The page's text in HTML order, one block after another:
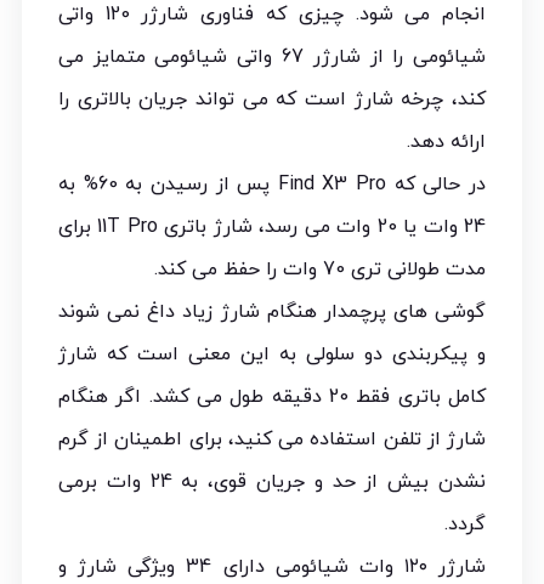
انجام می شود. چیزی که فناوری شارژر 120 واتی
شیائومی را از شارژر 67 واتی شیائومی متمایز می
کند، چرخه شارژ است که می تواند جریان بالاتری را
ارائه دهد.
در حالی که Find X3 Pro پس از رسیدن به 60% به
24 وات یا 20 وات می رسد، شارژ باتری 11T Pro برای
مدت طولانی تری 70 وات را حفظ می کند.
گوشی های پرچمدار هنگام شارژ زیاد داغ نمی شوند
و پیکربندی دو سلولی به این معنی است که شارژ
کامل باتری فقط 20 دقیقه طول می کشد. اگر هنگام
شارژ از تلفن استفاده می کنید، برای اطمینان از گرم
نشدن بیش از حد و جریان قوی، به 24 وات برمی
گردد.
شارژر ۱۲۰ وات شیائومی دارای 34 ویژگی شارژ و